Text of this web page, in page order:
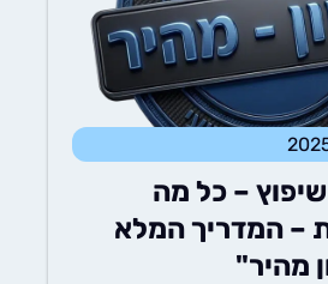
– כל מה
המלא